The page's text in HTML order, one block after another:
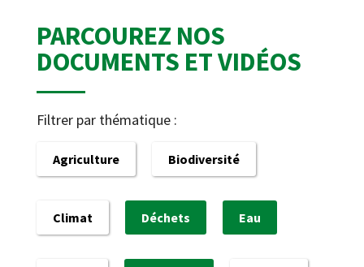
PARCOUREZ NOS
DOCUMENTS ET VIDÉOS
Filtrer par thématique :
Agriculture Biodiversité
Climat Déchets Eau